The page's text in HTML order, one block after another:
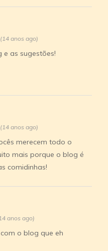
anos ago)
e as sugestões!
anos ago)
merecem todo o
mais porque o blog é
comidinhas!
anos ago)
o blog que eh